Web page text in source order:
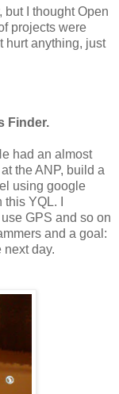
but I thought Open
projects were
hurt anything, just
Finder.
had an almost
the ANP, build a
using google
this YQL.
GPS and so on
and a goal:
next day.